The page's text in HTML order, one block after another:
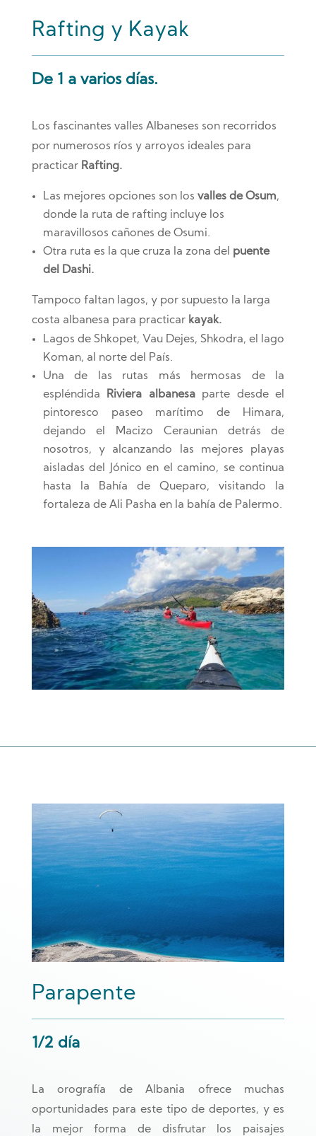
Rafting y Kayak
De 1 a varios días.
Los fascinantes valles Albaneses son recorridos
por numerosos ríos y arroyos ideales para
practicar Rafting.
Las mejores opciones son los valles de Osum,
donde la ruta de rafting incluye los
maravillosos cañones de Osumi.
Otra ruta es la que cruza la zona del puente
del Dashi.
Tampoco faltan lagos, y por supuesto la larga
costa albanesa para practicar kayak.
Lagos de Shkopet, Vau Dejes, Shkodra, el lago
Koman, al norte del País.
Una de las rutas más hermosas de la
espléndida Riviera albanesaparte desde el
pintoresco paseo marítimo de Himara,
dejando el Macizo Ceraunian detrás de
nosotros, y alcanzando las mejores playas
aisladas del Jónico en el camino, se continua
hasta la Bahía de Queparo, visitando la
fortaleza de Ali Pasha en la bahía de Palermo.
Parapente
1/2 día
La orografía de Albania ofrece muchas
oportunidades para este tipo de deportes, y es
la mejor forma de disfrutar los paisajes